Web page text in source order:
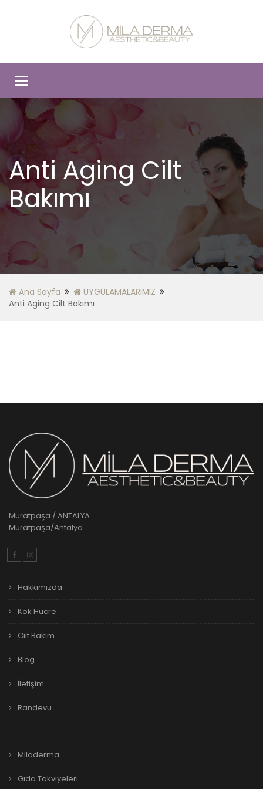
Toggle
Anti Aging Cilt
Bakımı
Ana Sayfa
UYGULAMALARIMIZ
Anti Aging Cilt Bakımı
Muratpaşa / ANTALYA
Muratpaşa/Antalya
Hakkımızda
Kök Hücre
Cilt Bakım
Blog
İletişim
Randevu
Miladerma
Gıda Takviyeleri